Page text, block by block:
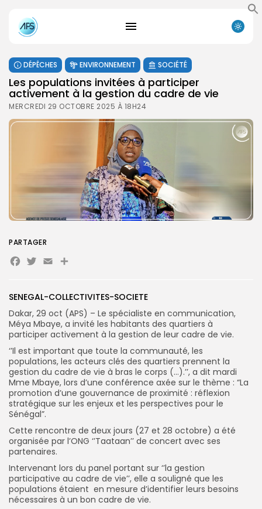
Search
for:
Button
FR
DÉPÊCHES ENVIRONNEMENT SOCIÉTÉ
Les populations invitées à participer
activement à la gestion du cadre de vie
MERCREDI 29 OCTOBRE 2025 À 18H24
SENEGAL-COLLECTIVITES-SOCIETE
Dakar, 29 oct (APS) – Le spécialiste en communication,
Méya Mbaye, a invité les habitants des quartiers à
participer activement à la gestion de leur cadre de vie.
‘’Il est important que toute la communauté, les
populations, les acteurs clés des quartiers prennent la
gestion du cadre de vie à bras le corps (…).’’, a dit mardi
Mme Mbaye, lors d’une conférence axée sur le thème : “La
promotion d’une gouvernance de proximité : réflexion
stratégique sur les enjeux et les perspectives pour le
Sénégal”.
Cette rencontre de deux jours (27 et 28 octobre) a été
organisée par l’ONG ‘’Taataan’’ de concert avec ses
partenaires.
Intervenant lors du panel portant sur ‘’la gestion
participative au cadre de vie’’, elle a souligné que les
populations étaient en mesure d’identifier leurs besoins
nécessaires à un bon cadre de vie.
PARTAGER
Facebook
Twitter
EmailPartager